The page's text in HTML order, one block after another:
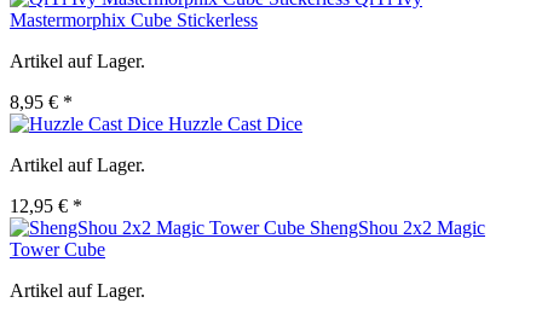
Mastermorphix Cube Stickerless
Artikel auf Lager.
8,95 € *
Huzzle Cast Dice
Artikel auf Lager.
12,95 € *
ShengShou 2x2 Magic
Tower Cube
Artikel auf Lager.